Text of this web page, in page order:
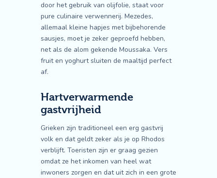
door het gebruik van olijfolie, staat voor
pure culinaire verwennerij. Mezedes,
allemaal kleine hapjes met bijbehorende
sausjes, moet je zeker geproefd hebben,
net als de alom gekende Moussaka. Vers
fruit en yoghurt sluiten de maaltijd perfect
af.
Hartverwarmende
gastvrijheid
Grieken zijn traditioneel een erg gastvrij
volk en dat geldt zeker als je op Rhodos
verblijft. Toeristen zijn er graag gezien
omdat ze het inkomen van heel wat
inwoners zorgen en dat uit zich in een grote